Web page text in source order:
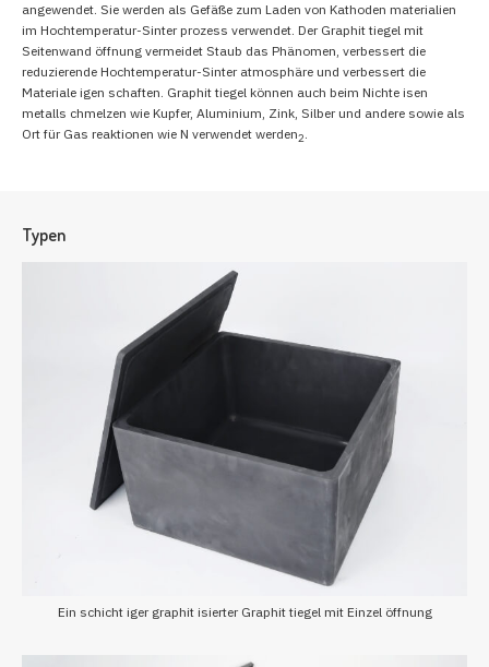
angewendet. Sie werden als Gefäße zum Laden von Kathoden materialien
im Hochtemperatur-Sinter prozess verwendet. Der Graphit tiegel mit
Seitenwand öffnung vermeidet Staub das Phänomen, verbessert die
reduzierende Hochtemperatur-Sinter atmosphäre und verbessert die
Materiale igen schaften. Graphit tiegel können auch beim Nichte isen
metalls chmelzen wie Kupfer, Aluminium, Zink, Silber und andere sowie als
Ort für Gas reaktionen wie N verwendet werden2.
Typen
Ein schicht iger graphit isierter Graphit tiegel mit Einzel öffnung